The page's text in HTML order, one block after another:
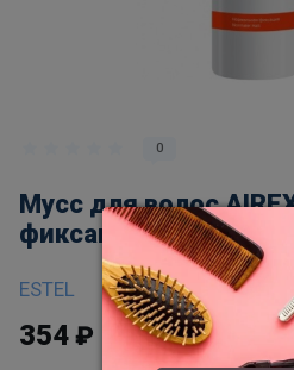
0
Мусс для волос
фиксации,400 мл
ESTEL
354 ₽